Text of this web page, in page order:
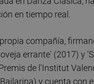
en tiempo real.
compañía,
errante' (2017) y
de l'Institut
y cuenta con